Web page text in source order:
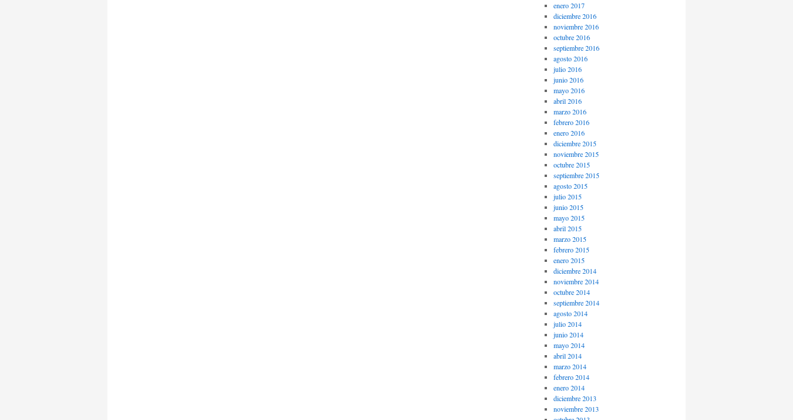
enero 2017
diciembre 2016
noviembre 2016
octubre 2016
septiembre 2016
agosto 2016
julio 2016
junio 2016
mayo 2016
abril 2016
marzo 2016
febrero 2016
enero 2016
diciembre 2015
noviembre 2015
octubre 2015
septiembre 2015
agosto 2015
julio 2015
junio 2015
mayo 2015
abril 2015
marzo 2015
febrero 2015
enero 2015
diciembre 2014
noviembre 2014
octubre 2014
septiembre 2014
agosto 2014
julio 2014
junio 2014
mayo 2014
abril 2014
marzo 2014
febrero 2014
enero 2014
diciembre 2013
noviembre 2013